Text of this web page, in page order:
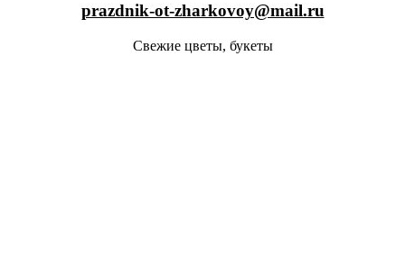
prazdnik-ot-zharkovoy@mail.ru
Свежие цветы, букеты